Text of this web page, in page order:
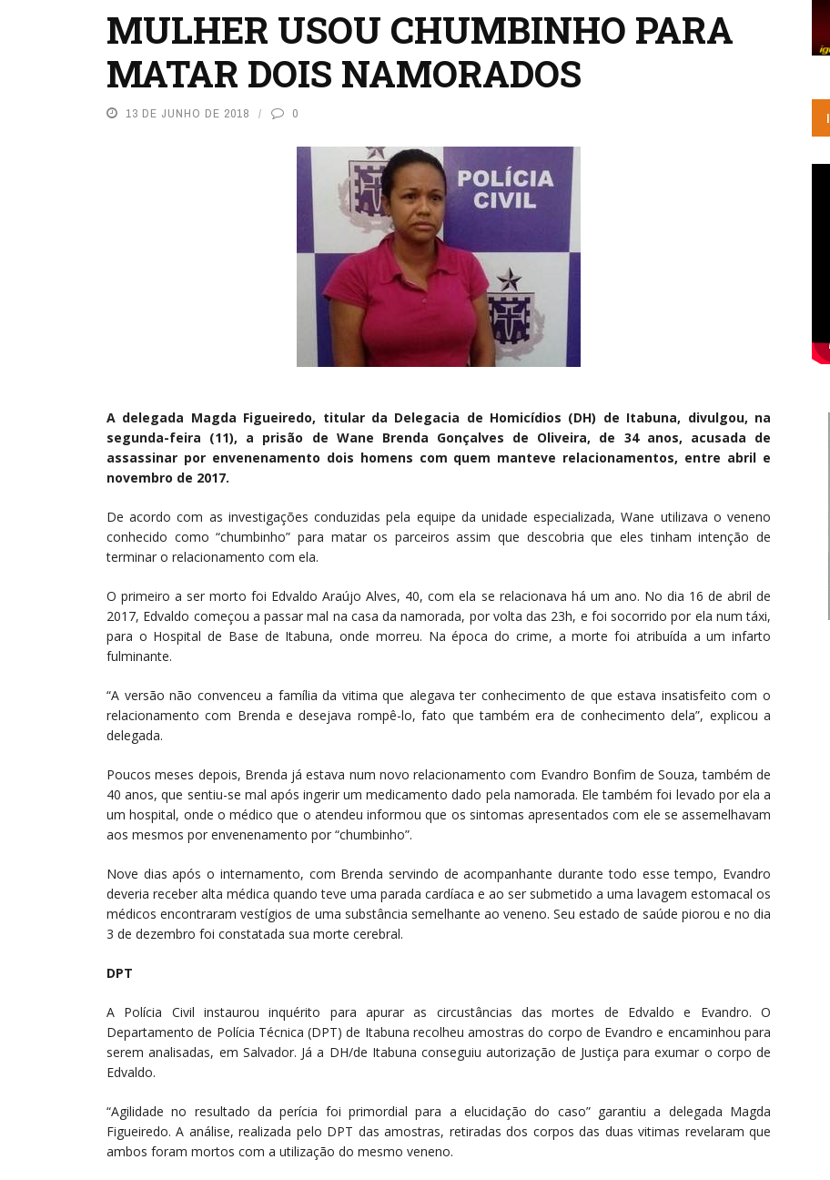
MULHER USOU CHUMBINHO PARA
MATAR DOIS NAMORADOS
13 DE JUNHO DE 2018 0
A delegada Magda Figueiredo, titular da Delegacia de Homicídios (DH) de Itabuna, divulgou, na
segunda-feira (11), a prisão de Wane Brenda Gonçalves de Oliveira, de 34 anos, acusada de
assassinar por envenenamento dois homens com quem manteve relacionamentos, entre abril e
novembro de 2017.
De acordo com as investigações conduzidas pela equipe da unidade especializada, Wane utilizava o veneno
conhecido como “chumbinho” para matar os parceiros assim que descobria que eles tinham intenção de
terminar o relacionamento com ela.
O primeiro a ser morto foi Edvaldo Araújo Alves, 40, com ela se relacionava há um ano. No dia 16 de abril de
2017, Edvaldo começou a passar mal na casa da namorada, por volta das 23h, e foi socorrido por ela num táxi,
para o Hospital de Base de Itabuna, onde morreu. Na época do crime, a morte foi atribuída a um infarto
fulminante.
“A versão não convenceu a família da vitima que alegava ter conhecimento de que estava insatisfeito com o
relacionamento com Brenda e desejava rompê-lo, fato que também era de conhecimento dela”, explicou a
delegada.
Poucos meses depois, Brenda já estava num novo relacionamento com Evandro Bonfim de Souza, também de
40 anos, que sentiu-se mal após ingerir um medicamento dado pela namorada. Ele também foi levado por ela a
um hospital, onde o médico que o atendeu informou que os sintomas apresentados com ele se assemelhavam
aos mesmos por envenenamento por “chumbinho”.
Nove dias após o internamento, com Brenda servindo de acompanhante durante todo esse tempo, Evandro
deveria receber alta médica quando teve uma parada cardíaca e ao ser submetido a uma lavagem estomacal os
médicos encontraram vestígios de uma substância semelhante ao veneno. Seu estado de saúde piorou e no dia
3 de dezembro foi constatada sua morte cerebral.
DPT
A Polícia Civil instaurou inquérito para apurar as circustâncias das mortes de Edvaldo e Evandro. O
Departamento de Polícia Técnica (DPT) de Itabuna recolheu amostras do corpo de Evandro e encaminhou para
serem analisadas, em Salvador. Já a DH/de Itabuna conseguiu autorização de Justiça para exumar o corpo de
Edvaldo.
“Agilidade no resultado da perícia foi primordial para a elucidação do caso” garantiu a delegada Magda
Figueiredo. A análise, realizada pelo DPT das amostras, retiradas dos corpos das duas vitimas revelaram que
ambos foram mortos com a utilização do mesmo veneno.